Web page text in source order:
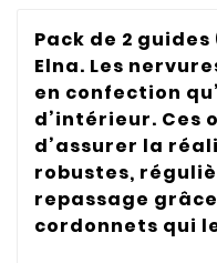
Pack de 2 guides
Elna. Les
en confection
d’intérieur. Ces
d’assurer la
robustes,
repassage
cordonnets qui